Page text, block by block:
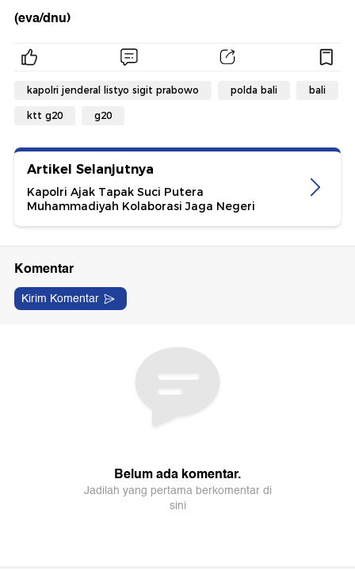
(eva/dnu)
kapolri jenderal listyo sigit prabowo polda bali bali
ktt g20 g20
Artikel Selanjutnya
Kapolri Ajak Tapak Suci Putera
Muhammadiyah Kolaborasi Jaga Negeri